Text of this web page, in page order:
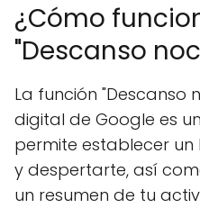
¿Cómo
"Descanso
La función "Descanso
digital de Google es
permite establecer
y despertarte, así
un resumen de tu